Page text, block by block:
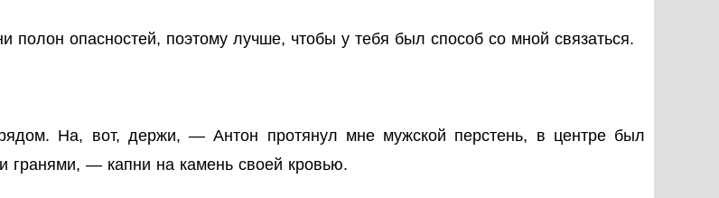
опасностей, поэтому лучше, чтобы у тебя был способ со мной связаться.
На, вот, держи, — Антон протянул мне мужской перстень, в центре был
гранями, — капни на камень своей кровью.